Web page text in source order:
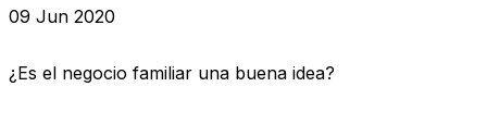
09 Jun 2020
¿Es el negocio familiar una buena idea?